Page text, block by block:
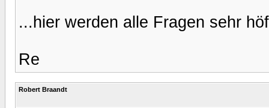
...hier werden alle Fragen sehr
Re
Robert Braandt